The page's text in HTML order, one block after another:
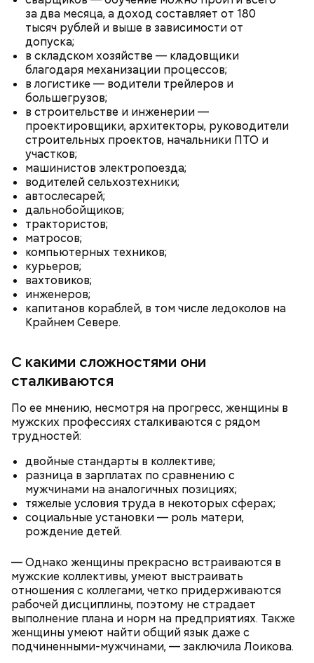
за два месяца, а доход составляет от 180
тысяч рублей и выше в зависимости от
допуска;
в складском хозяйстве — кладовщики
благодаря механизации процессов;
в логистике — водители трейлеров и
большегрузов;
в строительстве и инженерии —
проектировщики, архитекторы, руководители
строительных проектов, начальники ПТО и
участков;
машинистов электропоезда;
водителей сельхозтехники;
автослесарей;
дальнобойщиков;
трактористов;
матросов;
компьютерных техников;
курьеров;
вахтовиков;
инженеров;
капитанов кораблей, в том числе ледоколов на
Крайнем Севере.
С какими сложностями они
сталкиваются
По ее мнению, несмотря на прогресс, женщины в
мужских профессиях сталкиваются с рядом
трудностей:
двойные стандарты в коллективе;
разница в зарплатах по сравнению с
мужчинами на аналогичных позициях;
тяжелые условия труда в некоторых сферах;
социальные установки — роль матери,
рождение детей.
— Однако женщины прекрасно встраиваются в
мужские коллективы, умеют выстраивать
отношения с коллегами, четко придерживаются
рабочей дисциплины, поэтому не страдает
выполнение плана и норм на предприятиях. Также
женщины умеют найти общий язык даже с
подчиненными-мужчинами, — заключила Лоикова.
День грибного дождя
Грибным дождем называют те осадки, которые
выпадают в солнечную погоду. Считается, что
после них в лесу появляется много грибов, поэтому
началом грибного сезона, поэтому 6-го числа этого
месяца отмечается День грибного дождя. В этот
праздник принято отправляться в лес собирать
грибы, даже если на улице непогода.
— В дыне содержится много сахара, который
представлен фруктозой. С одной стороны — это
хорошо, потому что дает энергию. Но важно
выводят токсины из организма
Ранние плоды, по словам врача, лучше не есть:
беременным, кормящим женщинам;
людям с ослабленной иммунной системой;
пожилым;
детям.
рака: чем полезен кресс-салат